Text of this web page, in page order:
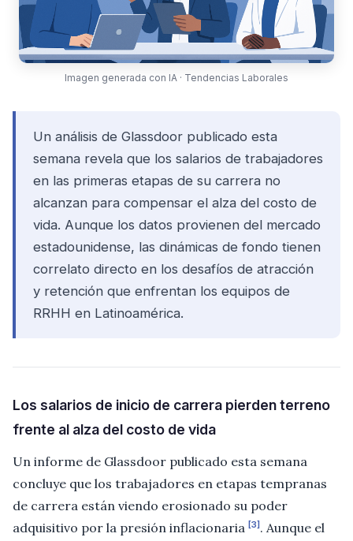
Imagen generada con IA · Tendencias Laborales
Un análisis de Glassdoor publicado esta
semana revela que los salarios de trabajadores
en las primeras etapas de su carrera no
alcanzan para compensar el alza del costo de
vida. Aunque los datos provienen del mercado
estadounidense, las dinámicas de fondo tienen
correlato directo en los desafíos de atracción
y retención que enfrentan los equipos de
RRHH en Latinoamérica.
Los salarios de inicio de carrera pierden terreno
frente al alza del costo de vida
Un informe de Glassdoor publicado esta semana
concluye que los trabajadores en etapas tempranas
de carrera están viendo erosionado su poder
adquisitivo por la presión inflacionaria [3] . Aunque el